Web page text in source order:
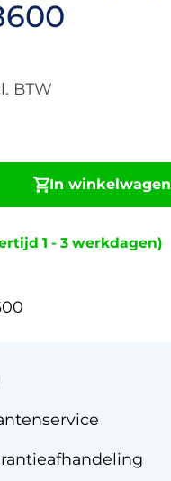
BTW
In winkelwagen
1 - 3 werkdagen)